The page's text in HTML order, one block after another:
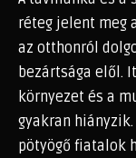
réteg jelent meg
az otthonról
bezártsága elől.
környezet és a
gyakran
pötyögő fiatalok